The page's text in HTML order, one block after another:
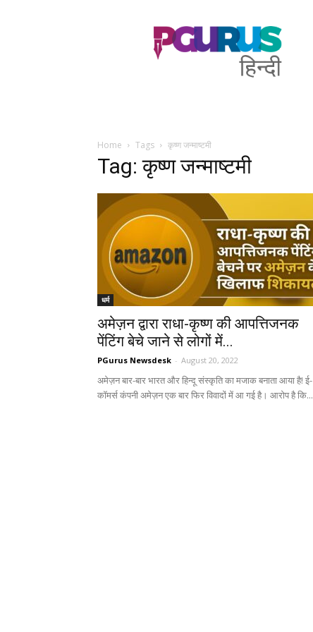
PGurus
Hindi
Home Tags कृष्ण जन्माष्टमी
Tag: कृष्ण जन्माष्टमी
धर्म
अमेज़न द्वारा राधा-कृष्ण की आपत्तिजनक
पेंटिंग बेचे जाने से लोगों में...
PGurus Newsdesk - August 20, 2022
अमेज़न बार-बार भारत और हिन्दू संस्कृति का मजाक बनाता आया है! ई-
कॉमर्स कंपनी अमेज़न एक बार फिर विवादों में आ गई है। आरोप है कि...